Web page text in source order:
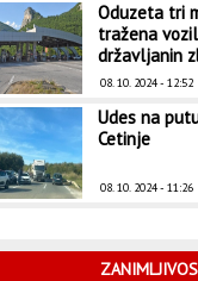
Oduzeta tri
tražena
državljanin
08. 10. 2024 - 12:52
Udes na
Cetinje
08. 10. 2024 - 11:26